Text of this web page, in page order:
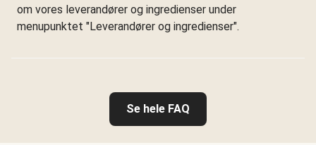
om vores leverandører og ingredienser under
menupunktet "Leverandører og ingredienser".
Se hele FAQ